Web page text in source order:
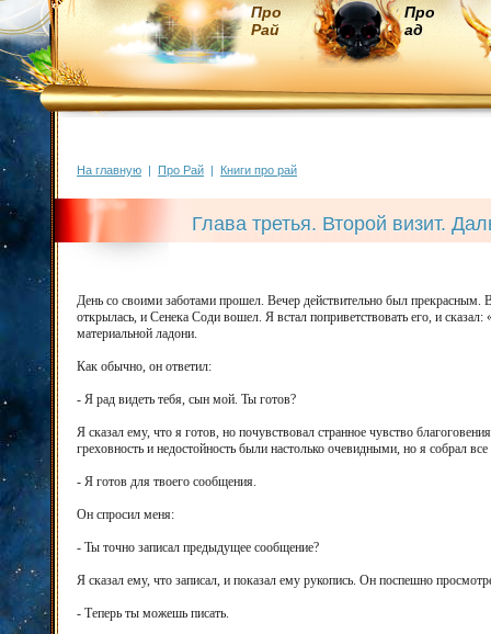
Про
Рай
Про
ад
На главную | Про Рай | Книги про рай
Глава третья. Второй визит.
День со своими заботами прошел. Вечер действительно был прекрасным.
открылась, и Сенека Соди вошел. Я встал поприветствовать его, и
материальной ладони.
Как обычно, он ответил:
- Я рад видеть тебя, сын мой. Ты готов?
Я сказал ему, что я готов, но почувствовал странное чувство
греховность и недостойность были настолько очевидными, но я собрал
- Я готов для твоего сообщения.
Он спросил меня:
- Ты точно записал предыдущее сообщение?
Я сказал ему, что записал, и показал ему рукопись. Он поспешно
- Теперь ты можешь писать.